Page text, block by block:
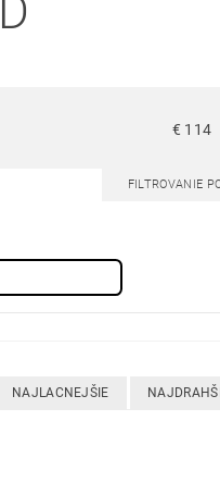
OSOBNÍCH ÚDAJŮ
€ 114
FILTROVANIE
NAJLACNEJŠIE